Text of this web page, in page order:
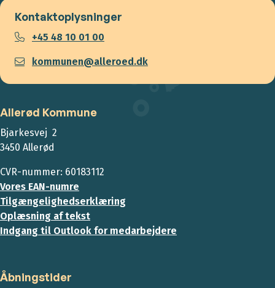
Kontaktoplysninger
+45 48 10 01 00
kommunen@alleroed.dk
Allerød Kommune
Bjarkesvej 2
3450 Allerød
CVR-nummer: 60183112
Vores EAN-numre
Tilgængelighedserklæring
Oplæsning af tekst
Indgang til Outlook for medarbejdere
Åbningstider